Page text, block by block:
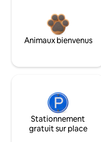
Animaux bienvenus
Stationnement
gratuit sur place